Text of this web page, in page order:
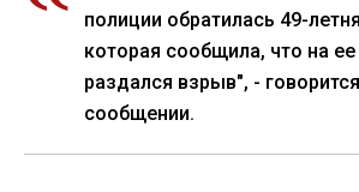
полиции обратилась 49-
которая сообщила, что на
раздался взрыв", -
сообщении.